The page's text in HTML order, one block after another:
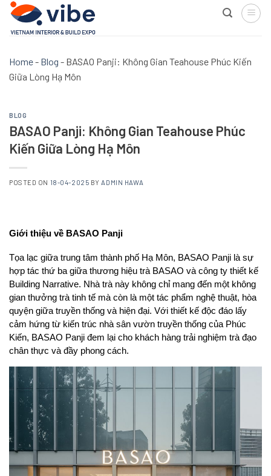
Skip
content
Home- Blog - BASAO Panji: Không Gian Teahouse Phúc Kiến
Giữa Lòng Hạ Môn
BLOG
BASAO Panji: Không Gian Teahouse Phúc
Kiến Giữa Lòng Hạ Môn
POSTED ON 18-04-2025 BY ADMIN HAWA
Giới thiệu về BASAO Panji
Tọa lạc giữa trung tâm thành phố Hạ Môn, BASAO Panji là sự
hợp tác thứ ba giữa thương hiệu trà BASAO và công ty thiết kế
Building Narrative. Nhà trà này không chỉ mang đến một không
gian thưởng trà tinh tế mà còn là một tác phẩm nghệ thuật, hòa
quyện giữa truyền thống và hiện đại. Với thiết kế độc đáo lấy
cảm hứng từ kiến trúc nhà sân vườn truyền thống của Phúc
Kiến, BASAO Panji đem lại cho khách hàng trải nghiệm trà đạo
chân thực và đầy phong cách.